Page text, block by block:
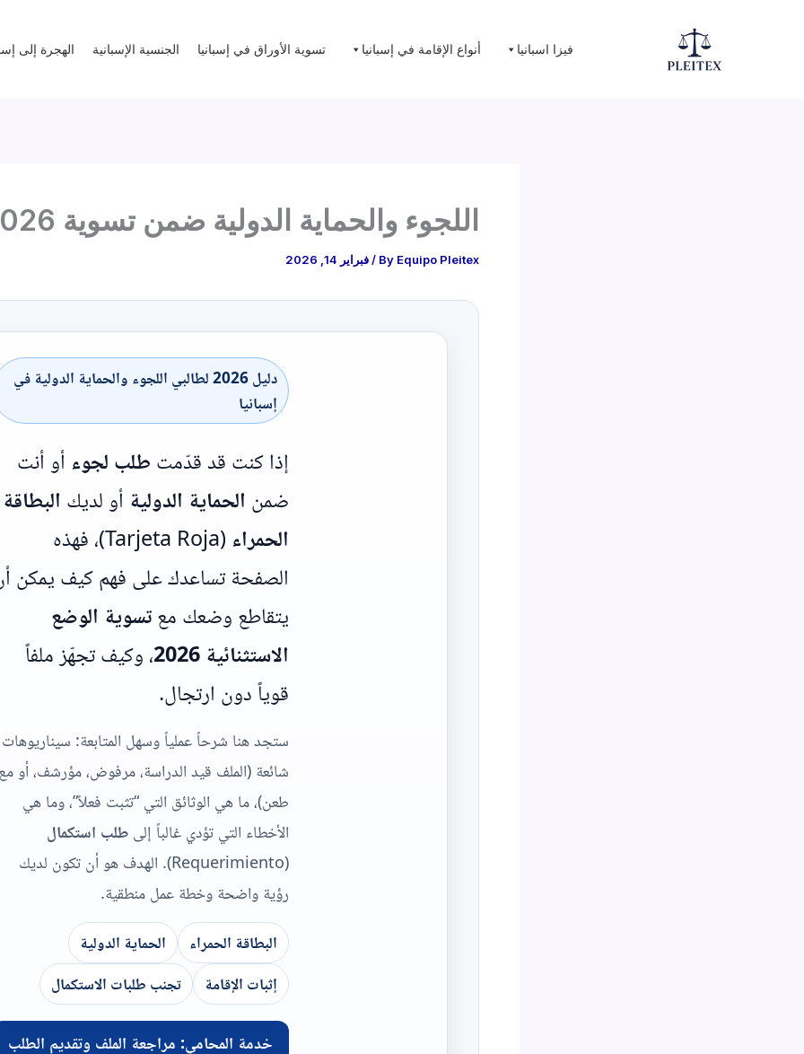
فيزا اسبانيا أنواع الإقامة في إسبانيا تسوية الأوراق في إسبانيا الجنسية الإسبانية الهجرة إلى
اللجوء والحماية الدولية ضمن تسوية 2026
By Equipo Pleitex
/فبراير 14, 2026
دليل 2026 لطالبي اللجوء والحماية الدولية في
إسبانيا
إذا كنت قد قدّمت طلب لجوء أو أنت
ضمن الحماية الدولية أو لديك البطاقة
الحمراء (Tarjeta Roja)، فهذه
الصفحة تساعدك على فهم كيف يمكن
يتقاطع وضعك مع تسوية الوضع
الاستثنائية 2026
، وكيف تجهّز ملفاً
قوياً دون ارتجال.
ستجد هنا شرحاً عملياً وسهل المتابعة: سيناريوهات
شائعة (الملف قيد الدراسة، مرفوض، مؤرشف، أو
طعن)، ما هي الوثائق التي “تثبت فعلاً”، وما هي
الأخطاء التي تؤدي غالباً إلى طلب استكمال
(Requerimiento). الهدف هو أن تكون لديك
رؤية واضحة وخطة عمل منطقية.
البطاقة الحمراء
الحماية الدولية
إثبات الإقامة
تجنب طلبات الاستكمال
خدمة المحامي: مراجعة الملف وتقديم الطلب